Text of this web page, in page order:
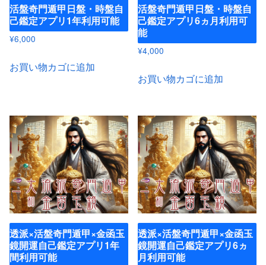
活盤奇門遁甲日盤・時盤自
己鑑定アプリ1年利用可能
¥6,000
お買い物カゴに追加
活盤奇門遁甲日盤・時盤自
己鑑定アプリ6ヵ月利用可
能
¥4,000
お買い物カゴに追加
透派×活盤奇門遁甲×金函玉
鏡開運自己鑑定アプリ1年
間利用可能
透派×活盤奇門遁甲×金函玉
鏡開運自己鑑定アプリ6ヵ
月利用可能